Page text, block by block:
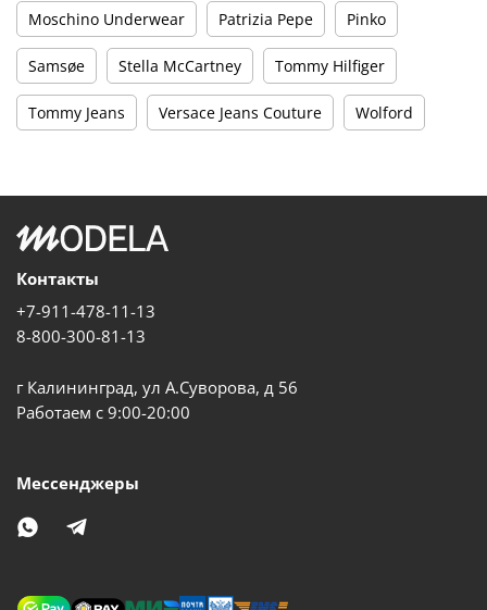
Moschino Underwear Patrizia Pepe Pinko
Samsøe Stella McCartney Tommy Hilfiger
Tommy Jeans Versace Jeans Couture Wolford
Контакты
+7-911-478-11-13
8-800-300-81-13
г Калининград, ул А.Суворова, д 56
Работаем с 9:00-20:00
Мессенджеры